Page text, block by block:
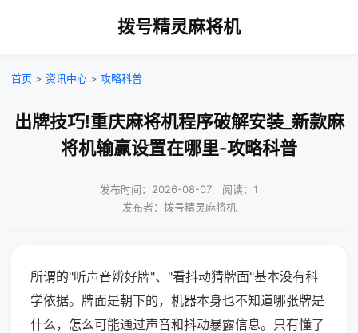
拨号精灵麻将机
首页 > 资讯中心 > 攻略科普
出牌技巧!重庆麻将机程序破解安装_新款麻
将机输赢设置在哪里-攻略科普
发布时间：2026-08-07｜阅读：1
发布者：拨号精灵麻将机
所谓的"听声音辨好牌"、"看抖动猜牌面"基本没有科
学依据。牌面是朝下的，机器本身也不知道哪张牌是
什么，怎么可能通过声音和抖动暴露信息。只有懂了